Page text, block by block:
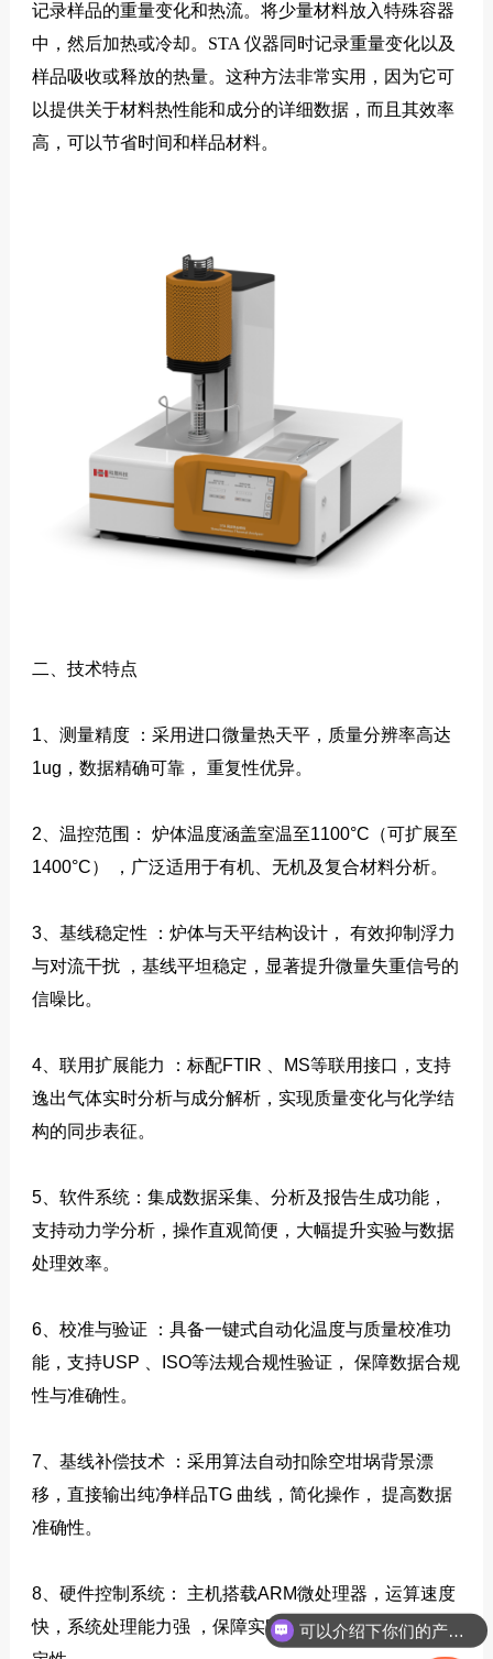
记录样品的重量变化和热流。将少量材料放入特殊容器
中，然后加热或冷却。STA 仪器同时记录重量变化以及
样品吸收或释放的热量。这种方法非常实用，因为它可
以提供关于材料热性能和成分的详细数据，而且其效率
高，可以节省时间和样品材料。
二、技术特点
1、测量精度 ：采用进口微量热天平，质量分辨率高达
1ug，数据精确可靠， 重复性优异。
2、温控范围： 炉体温度涵盖室温至1100°C（可扩展至
1400°C） ，广泛适用于有机、无机及复合材料分析。
3、基线稳定性 ：炉体与天平结构设计， 有效抑制浮力
与对流干扰 ，基线平坦稳定，显著提升微量失重信号的
信噪比。
4、联用扩展能力 ：标配FTIR 、MS等联用接口，支持
逸出气体实时分析与成分解析，实现质量变化与化学结
构的同步表征。
5、软件系统：集成数据采集、分析及报告生成功能，
支持动力学分析，操作直观简便，大幅提升实验与数据
处理效率。
6、校准与验证 ：具备一键式自动化温度与质量校准功
能，支持USP 、ISO等法规合规性验证， 保障数据合规
性与准确性。
7、基线补偿技术 ：采用算法自动扣除空坩埚背景漂
移，直接输出纯净样品TG 曲线，简化操作， 提高数据
准确性。
8、硬件控制系统： 主机搭载ARM微处理器，运算速度
快，系统处理能力强 ，保障实时数据计算的准确性与稳
可以介绍下你们的产品么？
如何联系你们公司？